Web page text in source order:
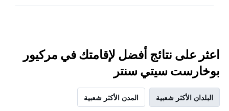
اعثر على نتائج أفضل لإقامتك في مركيور
بوخارست سيتي سنتر
البلدان الأكثر شعبية المدن الأكثر شعبية